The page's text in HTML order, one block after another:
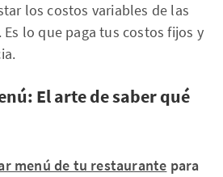
los costos variables de las
lo que paga tus costos fijos y
El arte de saber qué
menú de tu restaurante para